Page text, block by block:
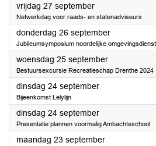
vrijdag 27 september2024
Netwerkdag voor raads- en statenadviseurs
donderdag 26 september2024
Jubileumsymposium noordelijke
woensdag 25 september2024
Bestuursexcursie Recreatieschap Drenthe 2024
dinsdag 24 september2024
Bijeenkomst Lelylijn
dinsdag 24 september2024
Presentatie plannen voormalig Ambachtsschool
maandag 23 september2024